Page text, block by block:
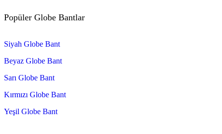
Popüler Globe Bantlar
Siyah Globe Bant
Beyaz Globe Bant
Sarı Globe Bant
Kırmızı Globe Bant
Yeşil Globe Bant